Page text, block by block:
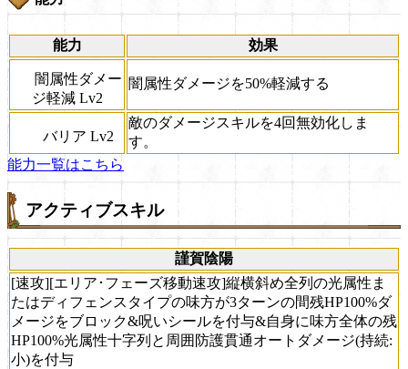
能力 効果
闇属性ダメー
ジ軽減 Lv2
闇属性ダメージを50%軽減する
バリア Lv2
敵のダメージスキルを4回無効化しま
す。
能力一覧はこちら
アクティブスキル
謹賀陰陽
[速攻][エリア･フェーズ移動速攻]縦横斜め全列の光属性ま
たはディフェンスタイプの味方が3ターンの間残HP100%ダ
メージをブロック&呪いシールを付与&自身に味方全体の残
HP100%光属性十字列と周囲防護貫通オートダメージ(持続:
小)を付与